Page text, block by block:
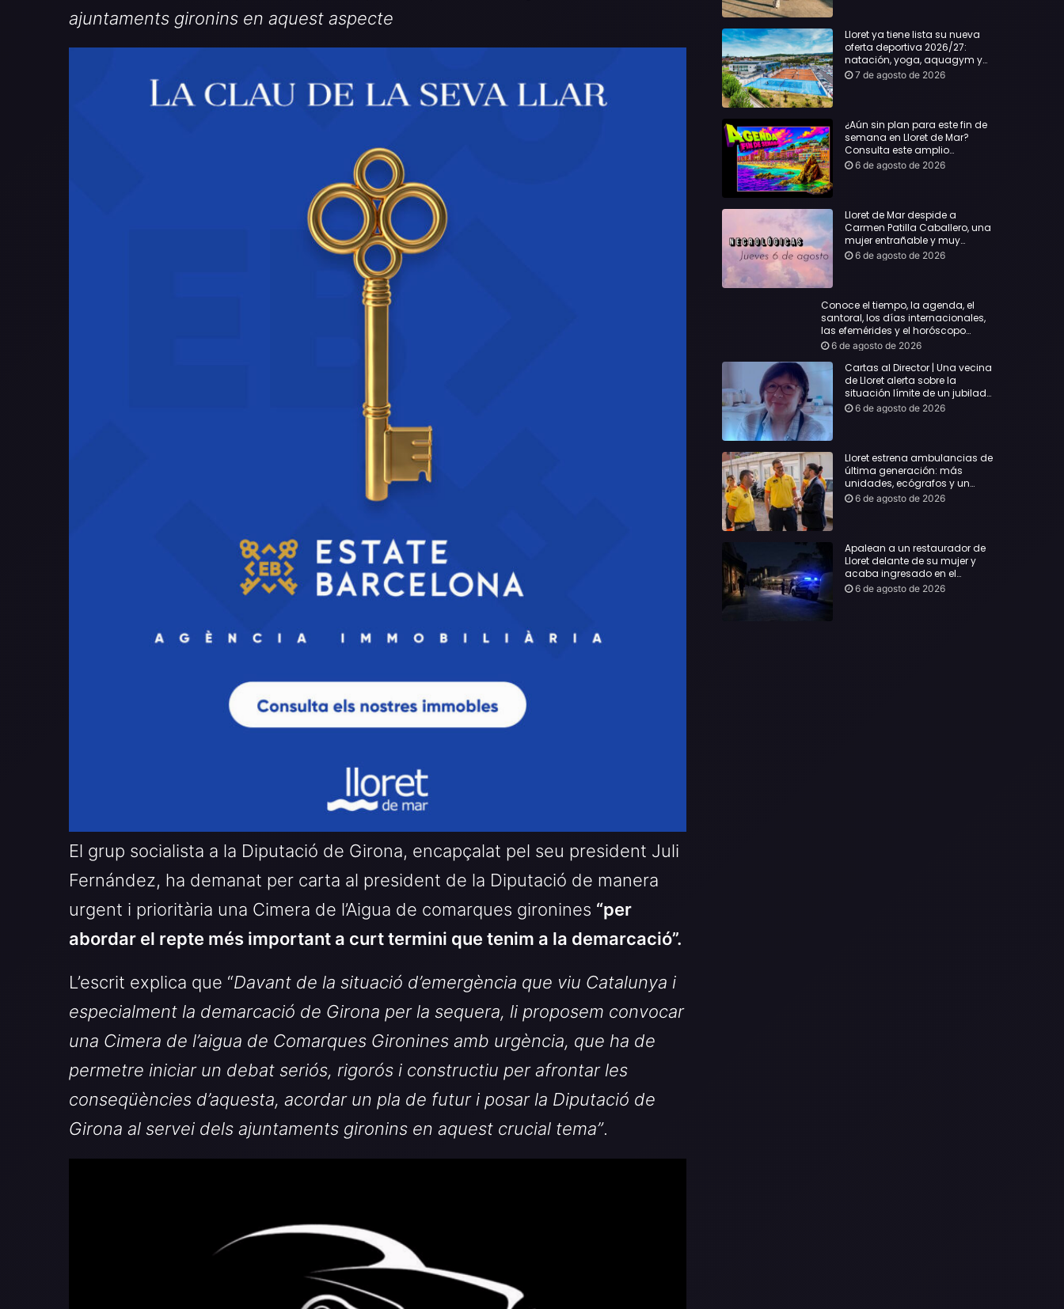
ajuntaments gironins en aquest aspecte
El grup socialista a la Diputació de Girona, encapçalat pel seu president Juli
Fernández, ha demanat per carta al president de la Diputació de manera
urgent i prioritària una Cimera de l’Aigua de comarques gironines “per
abordar el repte més important a curt termini que tenim a la demarcació”.
L’escrit explica que “Davant de la situació d’emergència que viu Catalunya i
especialment la demarcació de Girona per la sequera, li proposem convocar
una Cimera de l’aigua de Comarques Gironines amb urgència, que ha de
permetre iniciar un debat seriós, rigorós i constructiu per afrontar les
conseqüències d’aquesta, acordar un pla de futur i posar la Diputació de
Girona al servei dels ajuntaments gironins en aquest crucial tema”.
Lloret ya tiene lista su nueva
oferta deportiva 2026/27:
natación, yoga, aquagym y
decenas de actividades para
7 de agosto de 2026
¿Aún sin plan para este fin de
semana en Lloret de Mar?
Consulta este amplio
recopilatorio de planes:
6 de agosto de 2026
Lloret de Mar despide a
Carmen Patilla Caballero, una
mujer entrañable y muy
querida
6 de agosto de 2026
Conoce el tiempo, la agenda, el
santoral, los días internacionales,
las efemérides y el horóscopo…
6 de agosto de 2026
Cartas al Director | Una vecina
de Lloret alerta sobre la
situación límite de un jubilado
de 65 años y pide una
6 de agosto de 2026
Lloret estrena ambulancias de
última generación: más
unidades, ecógrafos y un
servicio reforzado las 24 horas
6 de agosto de 2026
Apalean a un restaurador de
Lloret delante de su mujer y
acaba ingresado en el
Hospital Vall d’Hebron
6 de agosto de 2026